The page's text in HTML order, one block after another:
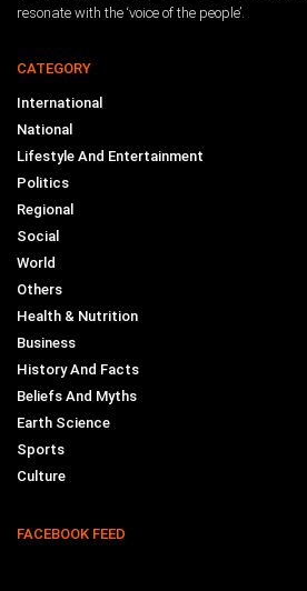
resonate with the ‘voice of the people’.
CATEGORY
International
National
Lifestyle And Entertainment
Politics
Regional
Social
World
Others
Health & Nutrition
Business
History And Facts
Beliefs And Myths
Earth Science
Sports
Culture
FACEBOOK FEED